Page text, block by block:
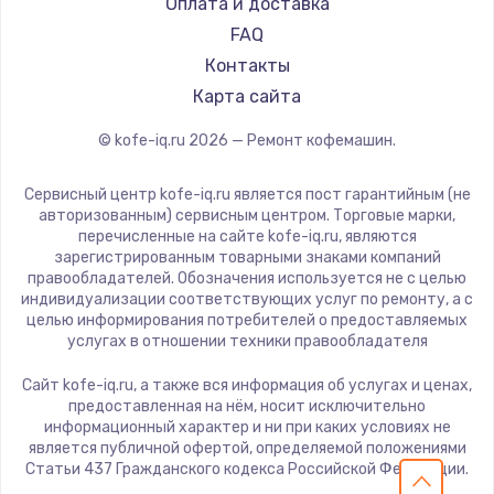
Nivona
Astoria
JVC
ROCKET MOZZAFIATO
Vivitek
Thomson
Hisense
DELTA
Tefal
RED solution
Bravilor Bonamat
Vard
FAQ
Контакты
Карта сайта
© kofe-iq.ru 2026 — Ремонт кофемашин.
Сервисный центр kofe-iq.ru является пост гарантийным (не
авторизованным) сервисным центром. Торговые марки,
перечисленные на сайте kofe-iq.ru, являются
зарегистрированным товарными знаками компаний
правообладателей. Обозначения используется не с целью
индивидуализации соответствующих услуг по ремонту, а с
целью информирования потребителей о предоставляемых
услугах в отношении техники правообладателя
Сайт kofe-iq.ru, а также вся информация об услугах и ценах,
предоставленная на нём, носит исключительно
информационный характер и ни при каких условиях не
является публичной офертой, определяемой положениями
Статьи 437 Гражданского кодекса Российской Федерации.